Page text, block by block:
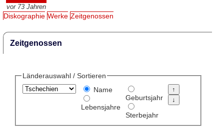
vor 73 Jahren
Diskographie Werke Zeitgenossen
Zeitgenossen
Länderauswahl / Sortieren
Name
Lebensjahre
Geburtsjahr
Sterbejahr